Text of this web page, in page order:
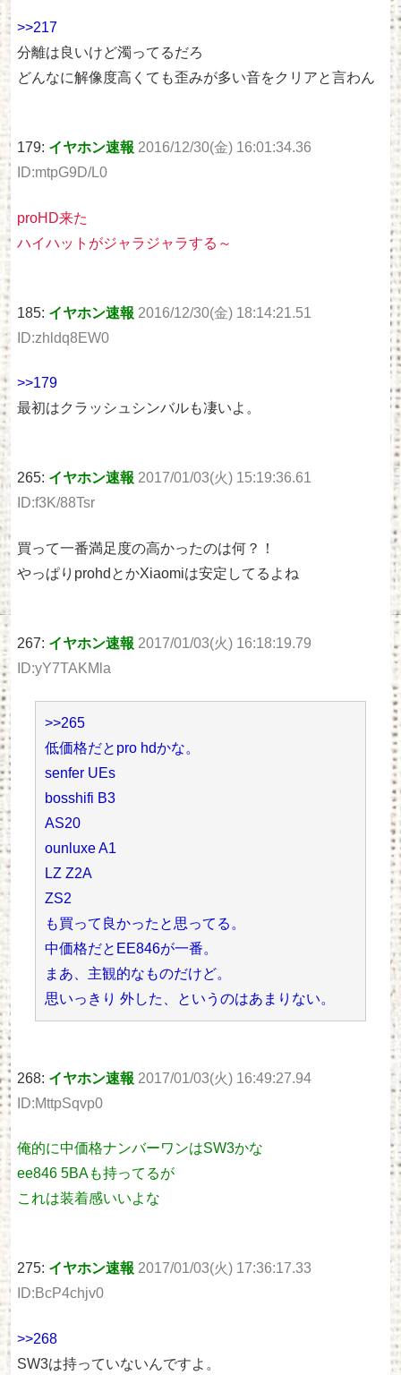
>>217
分離は良いけど濁ってるだろ
どんなに解像度高くても歪みが多い音をクリアと言わん
179: イヤホン速報 2016/12/30(金) 16:01:34.36
ID:mtpG9D/L0
proHD来た
ハイハットがジャラジャラする～
185: イヤホン速報 2016/12/30(金) 18:14:21.51
ID:zhldq8EW0
>>179
最初はクラッシュシンバルも凄いよ。
265: イヤホン速報 2017/01/03(火) 15:19:36.61
ID:f3K/88Tsr
買って一番満足度の高かったのは何？！
やっぱりprohdとかXiaomiは安定してるよね
267: イヤホン速報 2017/01/03(火) 16:18:19.79
ID:yY7TAKMla
>>265
低価格だとpro hdかな。
senfer UEs
bosshifi B3
AS20
ounluxe A1
LZ Z2A
ZS2
も買って良かったと思ってる。
中価格だとEE846が一番。
まあ、主観的なものだけど。
思いっきり 外した、というのはあまりない。
268: イヤホン速報 2017/01/03(火) 16:49:27.94
ID:MttpSqvp0
俺的に中価格ナンバーワンはSW3かな
ee846 5BAも持ってるが
これは装着感いいよな
275: イヤホン速報 2017/01/03(火) 17:36:17.33
ID:BcP4chjv0
>>268
SW3は持っていないんですよ。